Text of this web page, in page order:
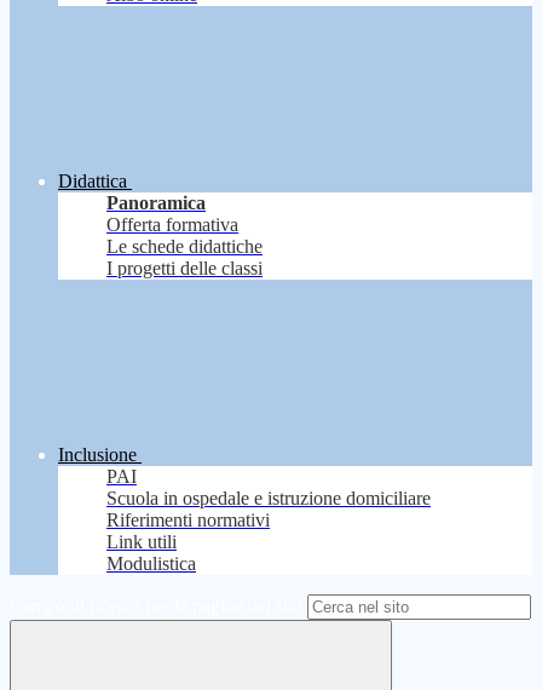
Didattica
Panoramica
Offerta formativa
Le schede didattiche
I progetti delle classi
Inclusione
PAI
Scuola in ospedale e istruzione domiciliare
Riferimenti normativi
Link utili
Modulistica